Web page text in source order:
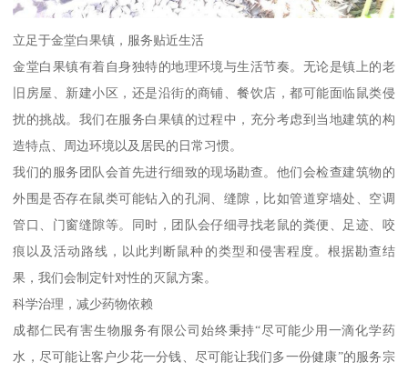
立足于金堂白果镇，服务贴近生活
金堂白果镇有着自身独特的地理环境与生活节奏。无论是镇上的老
旧房屋、新建小区，还是沿街的商铺、餐饮店，都可能面临鼠类侵
扰的挑战。我们在服务白果镇的过程中，充分考虑到当地建筑的构
造特点、周边环境以及居民的日常习惯。
我们的服务团队会首先进行细致的现场勘查。他们会检查建筑物的
外围是否存在鼠类可能钻入的孔洞、缝隙，比如管道穿墙处、空调
管口、门窗缝隙等。同时，团队会仔细寻找老鼠的粪便、足迹、咬
痕以及活动路线，以此判断鼠种的类型和侵害程度。根据勘查结
果，我们会制定针对性的灭鼠方案。
科学治理，减少药物依赖
成都仁民有害生物服务有限公司始终秉持“尽可能少用一滴化学药
水，尽可能让客户少花一分钱、尽可能让我们多一份健康”的服务宗